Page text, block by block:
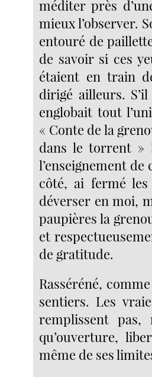
méditer près
mieux l’observer.
entouré de
de savoir si ces
étaient en train
dirigé ailleurs.
englobait tout
« Conte de la
dans le torrent »
l’enseignement
côté, ai fermé
déverser en moi,
paupières la
et
de gratitude.
Rasséréné,
sentiers. Les
remplissent
qu’ouverture,
même de ses